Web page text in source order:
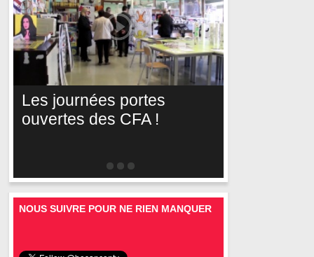
Les journées portes
ouvertes des CFA !
NOUS SUIVRE POUR NE RIEN MANQUER